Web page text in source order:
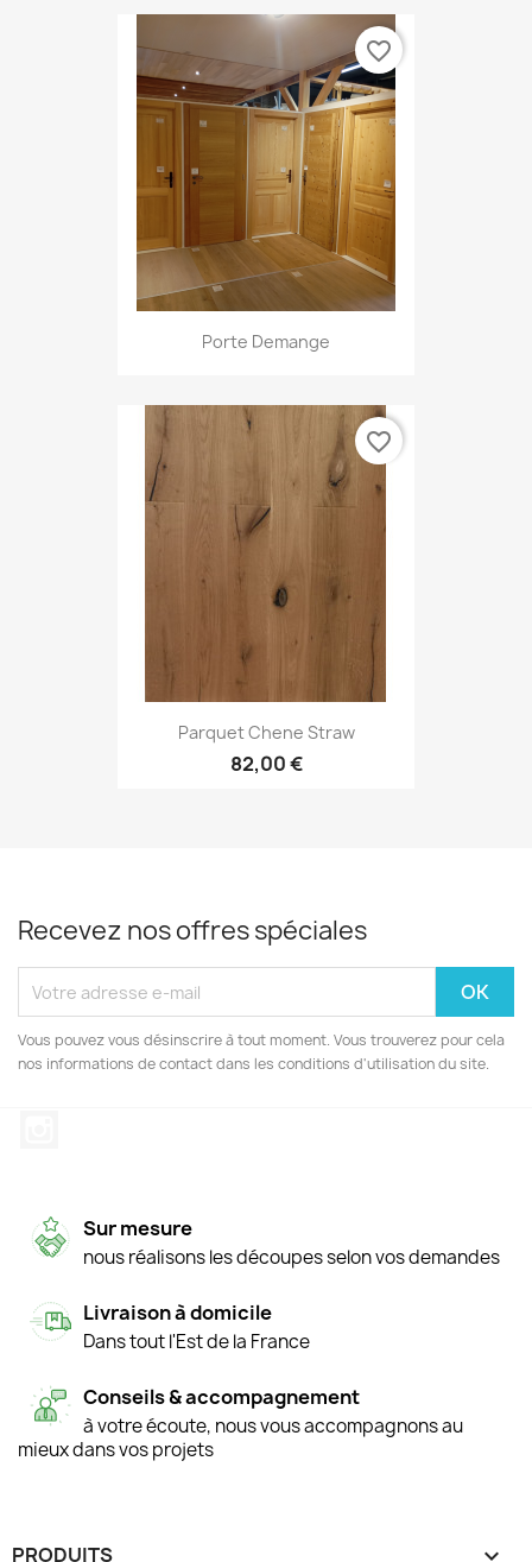
Porte Demange
favorite_border
Parquet Chene Straw
82,00 €
favorite_border
Recevez nos offres spéciales
Vous pouvez vous désinscrire à tout moment. Vous trouverez pour cela
nos informations de contact dans les conditions d'utilisation du site.
Sur mesure
nous réalisons les découpes selon vos demandes
Livraison à domicile
Dans tout l'Est de la France
Conseils & accompagnement
à votre écoute, nous vous accompagnons au
mieux dans vos projets
PRODUITS 